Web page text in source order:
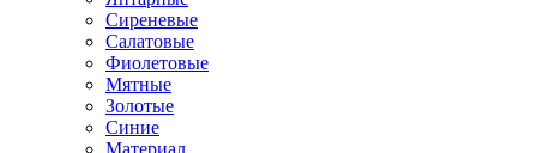
Сиреневые
Салатовые
Фиолетовые
Мятные
Золотые
Синие
Материал